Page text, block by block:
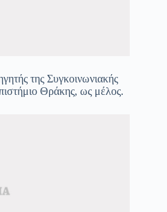
της Συγκοινωνιακής
Θράκης, ως μέλος.